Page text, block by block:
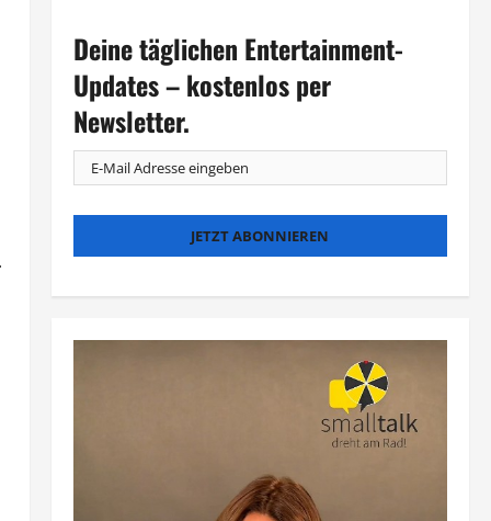
Deine täglichen Entertainment-
Updates – kostenlos per
Newsletter.